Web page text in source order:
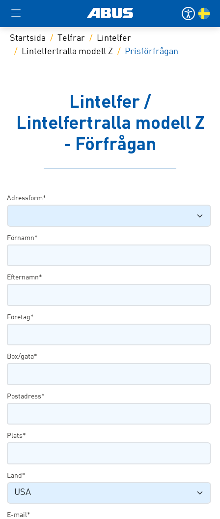
Startsida Telfrar
Lintelfer
Lintelfertralla modell Z
Prisförfrågan
Lintelfer /
Lintelfertralla modell Z
- Förfrågan
Adressform*
Förnamn*
Efternamn*
Företag*
Box/gata*
Postadress*
Plats*
Land*
E-mail*